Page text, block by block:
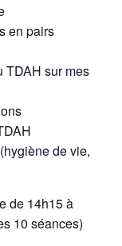
en pairs
TDAH sur mes
de vie,
de 14h15 à
10 séances)